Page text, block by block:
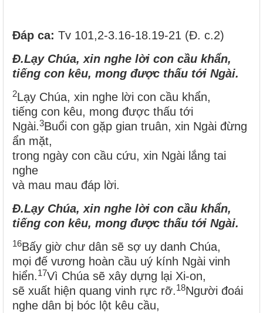
Đáp ca: Tv 101,2-3.16-18.19-21 (Đ. c.2)
Đ.Lạy Chúa, xin nghe lời con cầu khẩn,
tiếng con kêu, mong được thấu tới Ngài.
2Lạy Chúa, xin nghe lời con cầu khẩn,
tiếng con kêu, mong được thấu tới
Ngài.3Buổi con gặp gian truân, xin Ngài đừng
ẩn mặt,
trong ngày con cầu cứu, xin Ngài lắng tai
nghe
và mau mau đáp lời.
Đ.Lạy Chúa, xin nghe lời con cầu khẩn,
tiếng con kêu, mong được thấu tới Ngài.
16Bấy giờ chư dân sẽ sợ uy danh Chúa,
mọi đế vương hoàn cầu uý kính Ngài vinh
hiển.17Vì Chúa sẽ xây dựng lại Xi-on,
sẽ xuất hiện quang vinh rực rỡ.18Người đoái
nghe dân bị bóc lột kêu cầu,